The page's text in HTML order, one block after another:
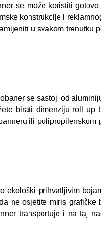
se može koristiti
konstrukcije i
u svakom trenutku
se sastoji od
birati dimenziju roll up
ili polipropilenskom
ekološki prihvatljivim
ne osjetite miris grafičke
transportuje i na taj